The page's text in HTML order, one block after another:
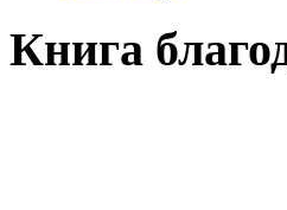
Книга